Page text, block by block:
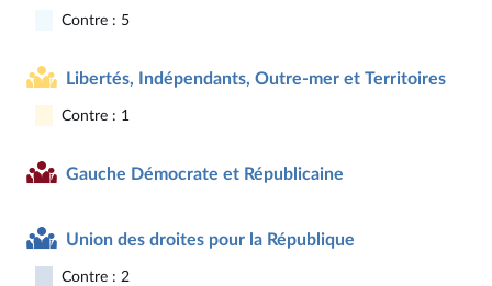
Contre : 5
Libertés, Indépendants, Outre-mer et Territoires
Contre : 1
Gauche Démocrate et Républicaine
Union des droites pour la République
Contre : 2